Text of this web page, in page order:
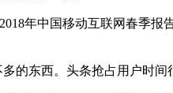
年中国移动互联网春季
的东西。头条抢占用户时